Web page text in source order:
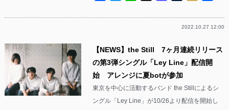
2022.10.27 12:00
【NEWS】the Still 7ヶ月連続リリース
の第3弾シングル「Ley Line」配信開
始 アレンジに夏botが参加
東京を中心に活動するバンド the Stillによるシ
ングル「Ley Line」が10/26より配信を開始し